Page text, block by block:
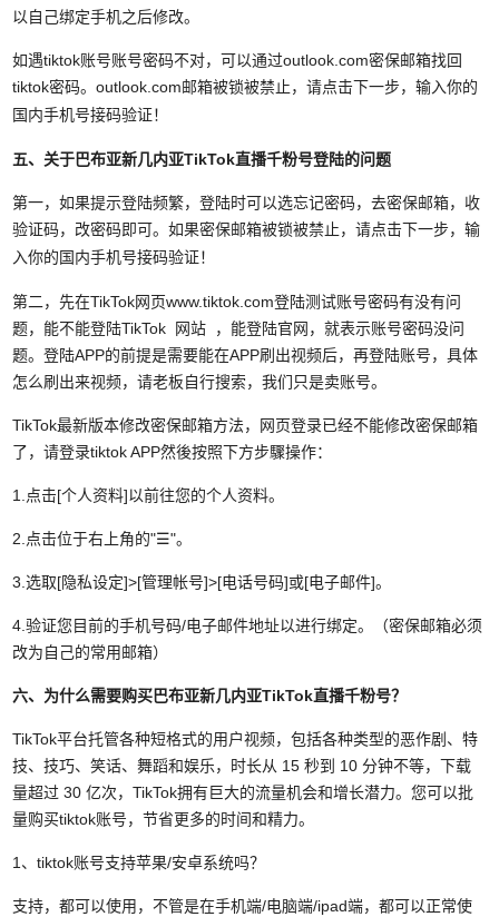
以自己绑定手机之后修改。
如遇tiktok账号账号密码不对，可以通过outlook.com密保邮箱找回
tiktok密码。outlook.com邮箱被锁被禁止，请点击下一步，输入你的
国内手机号接码验证！
五、关于巴布亚新几内亚TikTok直播千粉号登陆的问题
第一，如果提示登陆频繁，登陆时可以选忘记密码，去密保邮箱，收
验证码，改密码即可。如果密保邮箱被锁被禁止，请点击下一步，输
入你的国内手机号接码验证！
第二，先在TikTok网页www.tiktok.com登陆测试账号密码有没有问
题，能不能登陆TikTok 网站 ，能登陆官网，就表示账号密码没问
题。登陆APP的前提是需要能在APP刷出视频后，再登陆账号，具体
怎么刷出来视频，请老板自行搜索，我们只是卖账号。
TikTok最新版本修改密保邮箱方法，网页登录已经不能修改密保邮箱
了，请登录tiktok APP然後按照下方步驟操作：
1.点击[个人资料]以前往您的个人资料。
2.点击位于右上角的"☰"。
3.选取[隐私设定]>[管理帐号]>[电话号码]或[电子邮件]。
4.验证您目前的手机号码/电子邮件地址以进行绑定。（密保邮箱必须
改为自己的常用邮箱）
六、为什么需要购买巴布亚新几内亚TikTok直播千粉号？
TikTok平台托管各种短格式的用户视频，包括各种类型的恶作剧、特
技、技巧、笑话、舞蹈和娱乐，时长从 15 秒到 10 分钟不等，下载
量超过 30 亿次，TikTok拥有巨大的流量机会和增长潜力。您可以批
量购买tiktok账号，节省更多的时间和精力。
1、tiktok账号支持苹果/安卓系统吗？
支持，都可以使用，不管是在手机端/电脑端/ipad端，都可以正常使